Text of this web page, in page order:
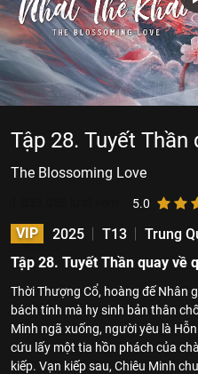
Tập 28. Tuyết
The Blossoming Love
5.0
VIP 2025 T13 Trung
Tập 28. Tuyết Thần quay về
Thời Thượng Cổ, hoàng đế Nhân
bách tính mà hy sinh bản thân
Minh ngã xuống, người yêu là
cứu lấy một tia hồn phách của
kiếp. Vạn kiếp sau, Chiêu Minh